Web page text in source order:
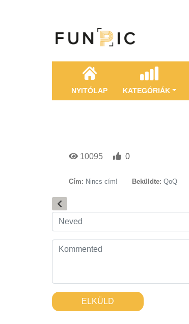
NYITÓLAP KATEGÓRIÁK
10095 0
Cím: Nincs cím! Beküldte: QoQ
ELKÜLD